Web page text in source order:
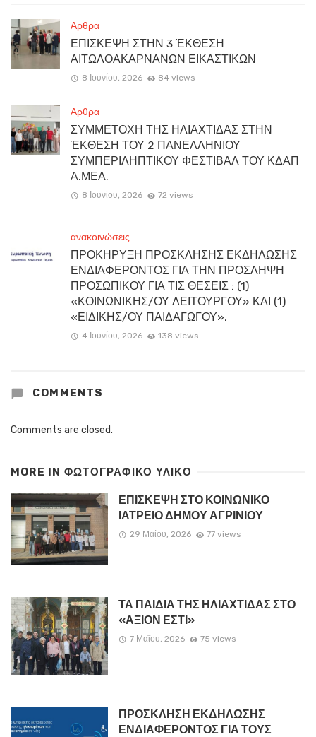
Αρθρα
ΕΠΙΣΚΕΨΗ ΣΤΗΝ 3 ΈΚΘΕΣΗ
ΑΙΤΩΛΟΑΚΑΡΝΑΝΩΝ ΕΙΚΑΣΤΙΚΩΝ
8 Ιουνίου, 2026 84 views
Αρθρα
ΣΥΜΜΕΤΟΧΗ ΤΗΣ ΗΛΙΑΧΤΙΔΑΣ ΣΤΗΝ
ΈΚΘΕΣΗ ΤΟΥ 2 ΠΑΝΕΛΛΗΝΙΟΥ
ΣΥΜΠΕΡΙΛΗΠΤΙΚΟΥ ΦΕΣΤΙΒΑΛ ΤΟΥ ΚΔΑΠ
Α.ΜΕΑ.
8 Ιουνίου, 2026 72 views
ανακοινώσεις
ΠΡΟΚΗΡΥΞΗ ΠΡΟΣΚΛΗΣΗΣ ΕΚΔΗΛΩΣΗΣ
ΕΝΔΙΑΦΕΡΟΝΤΟΣ ΓΙΑ ΤΗΝ ΠΡΟΣΛΗΨΗ
ΠΡΟΣΩΠΙΚΟΥ ΓΙΑ ΤΙΣ ΘΕΣΕΙΣ : (1)
«ΚΟΙΝΩΝΙΚΗΣ/ΟΥ ΛΕΙΤΟΥΡΓΟΥ» ΚΑΙ (1)
«ΕΙΔΙΚΗΣ/ΟΥ ΠΑΙΔΑΓΩΓΟΥ».
4 Ιουνίου, 2026 138 views
COMMENTS
Comments are closed.
MORE IN ΦΩΤΟΓΡΑΦΙΚΟ ΥΛΙΚΟ
ΕΠΙΣΚΕΨΗ ΣΤΟ ΚΟΙΝΩΝΙΚΟ
ΙΑΤΡΕΙΟ ΔΗΜΟΥ ΑΓΡΙΝΙΟΥ
29 Μαΐου, 2026 77 views
ΤΑ ΠΑΙΔΙΑ ΤΗΣ ΗΛΙΑΧΤΙΔΑΣ ΣΤΟ
«ΑΞΙΟΝ ΕΣΤΙ»
7 Μαΐου, 2026 75 views
ΠΡΟΣΚΛΗΣΗ ΕΚΔΗΛΩΣΗΣ
ΕΝΔΙΑΦΕΡΟΝΤΟΣ ΓΙΑ ΤΟΥΣ